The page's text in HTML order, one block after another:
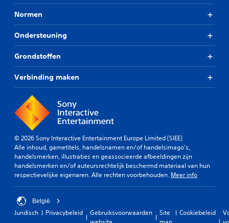
Normen
Ondersteuning
Grondstoffen
Verbinding maken
© 2026 Sony Interactive Entertainment Europe Limited (SIEE)
Alle inhoud, gametitels, handelsnamen en/of handelsimago's,
handelsmerken, illustraties en geassocieerde afbeeldingen zijn
handelsmerken en/of auteursrechtelijk beschermd materiaal van hun
respectievelijke eigenaren. Alle rechten voorbehouden. Meer info
België
Juridisch Privacybeleid
Gebruiksvoorwaarden
Site
Cookiebeleid